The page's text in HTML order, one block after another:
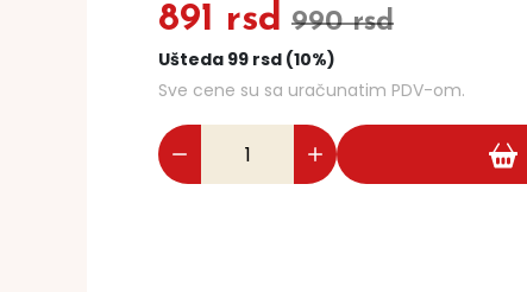
891 rsd 990 rsd
Ušteda 99 rsd (10%)
Sve cene su sa uračunatim PDV-om.